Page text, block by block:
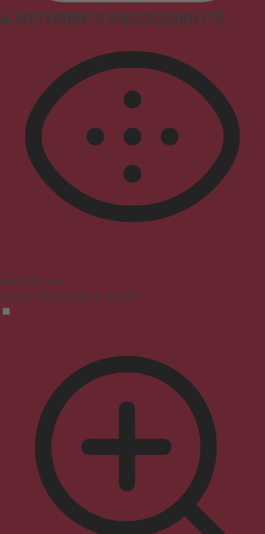
AJUSTEMENTS D'ACCESSIBILITÉ
Mode malvoyant
Améliore l'aspect visuel du site web